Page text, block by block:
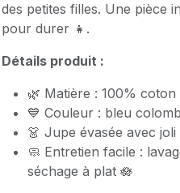
des petites filles. Une pièce
pour durer 👧.
Détails produit :
🌿 Matière : 100%
💙 Couleur : bleu
👗 Jupe évasée avec
🧼 Entretien facile :
séchage à plat 🪷